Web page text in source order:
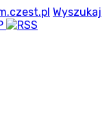
Wyszukaj